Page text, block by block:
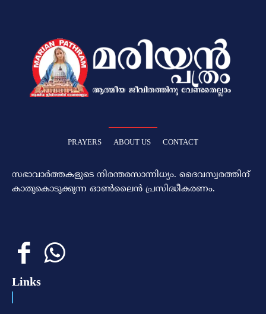
PRAYERS ABOUT US CONTACT
സഭാവാര്‍ത്തകളുടെ നിരന്തരസാന്നിധ്യം. ദൈവസ്വരത്തിന്‌
കാതുകൊടുക്കുന്ന ഓണ്‍ലൈന്‍ പ്രസിദ്ധീകരണം.
Links